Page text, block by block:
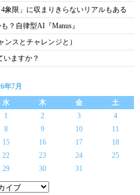
象限」に収まりきらないリアルもある
？自律型AI『Manus』
ンスとチャレンジと）
いますか？
年7月
水 木 金
土
1
2 3
4
8 9 10
11
15 16 17
18
22 23 24
25
29 30 31